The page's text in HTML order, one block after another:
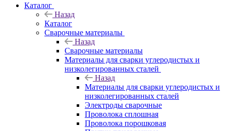
Каталог
Назад
Каталог
Сварочные материалы
Назад
Сварочные материалы
Материалы для сварки углеродистых и
низколегированных сталей
Назад
Материалы для сварки углеродистых и
низколегированных сталей
Электроды сварочные
Проволока сплошная
Проволока порошковая